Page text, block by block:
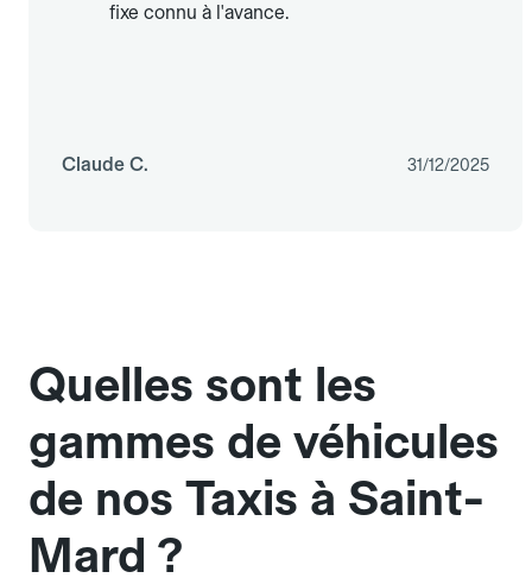
fixe connu à l'avance.
Claude C. 31/12/2025
Quelles sont les
gammes de véhicules
de nos Taxis à Saint-
Mard ?